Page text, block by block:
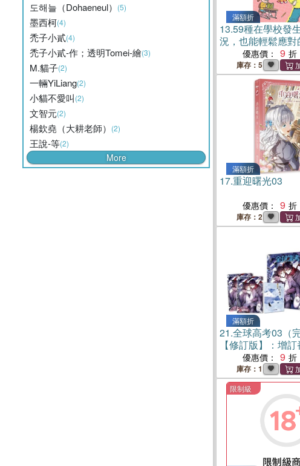
도해늘（Dohaeneul） (5)
墨西柯(4)
禿子小貳(4)
禿子小貳-作；透明Tomei-繪(3)
M.貓子(2)
一輛YiLiang(2)
小貓不愛叫(2)
文智元(2)
楊欽堯（大耕老師） (2)
王說-等(2)
More
滿額折
13.59種在學校發
況，也能輕鬆應對
法：雖然很生氣、
種時候，改成這樣
優惠價： 9
庫存：5
滿額折
17.重迎曙光03
優惠價： 9
庫存：2
滿額折
21.全球高考03（
【修訂版】：增
文件夾優惠價： 9
庫存：1
限制級